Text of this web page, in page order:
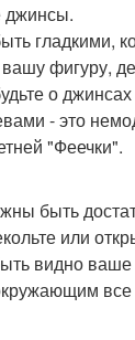
джинсы.
гладкими,
фигуру,
о
- это
"Феечки".
быть
или
видно